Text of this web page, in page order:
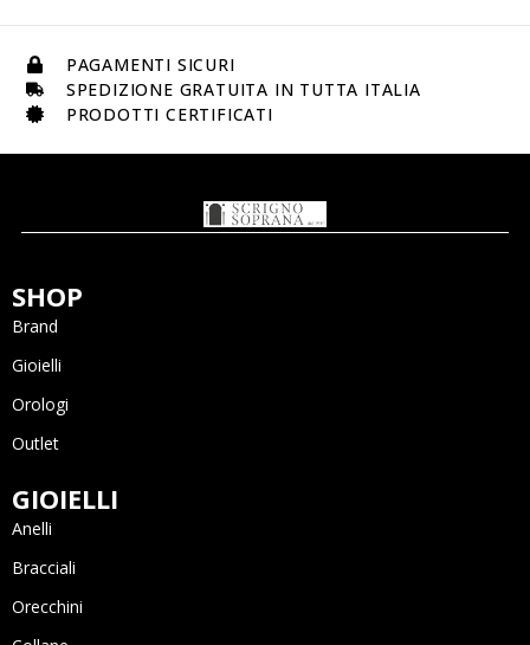
PAGAMENTI SICURI
SPEDIZIONE GRATUITA IN TUTTA ITALIA
PRODOTTI CERTIFICATI
SHOP
Brand
Gioielli
Orologi
Outlet
GIOIELLI
Anelli
Bracciali
Orecchini